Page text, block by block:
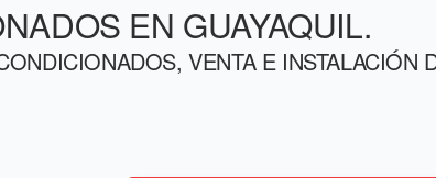
EN GUAYAQUIL.
VENTA E INSTALACIÓN